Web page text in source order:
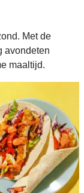
Met de
avondeten
maaltijd.